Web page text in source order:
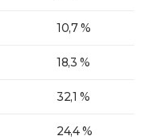
10,7 %
18,3 %
32,1 %
24,4 %